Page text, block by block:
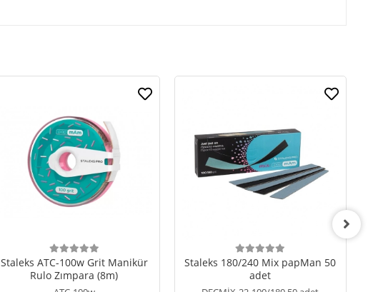
Staleks ATC-100w Grit Manikür
Rulo Zımpara (8m)
Staleks 180/240 Mix papMan 50
adet